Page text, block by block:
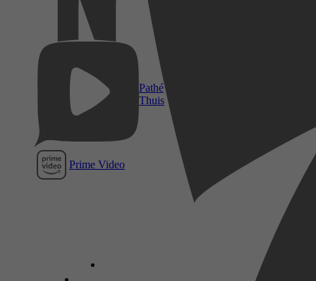
Pathé
Thuis
Prime Video